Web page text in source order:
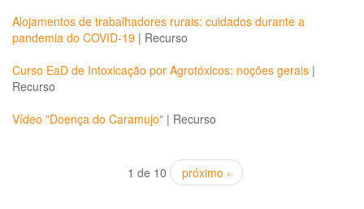
Alojamentos de trabalhadores rurais: cuidados durante a
pandemia do COVID-19 | Recurso
Curso EaD de Intoxicação por Agrotóxicos: noções gerais |
Recurso
Vídeo "Doença do Caramujo" | Recurso
1 de 10 próximo ›